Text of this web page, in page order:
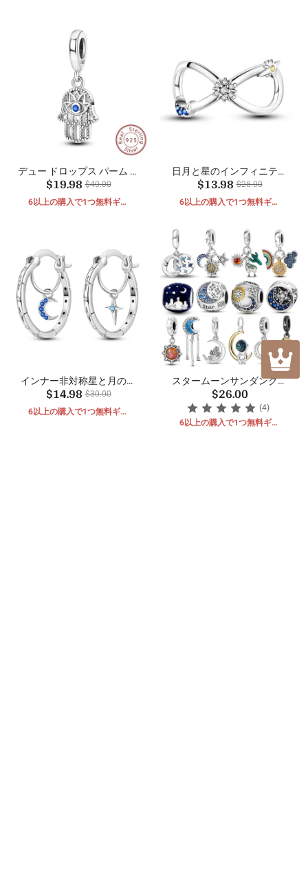
デュー ドロップス パーム ア
イ チャーム
$19.98 $40.00
6以上の購入で1つ無料ギフ
日月と星のインフィニティ
ビーズ
$13.98 $28.00
6以上の購入で1つ無料ギフ
インナー非対称星と月のイ
ヤリング
$14.98 $30.00
6以上の購入で1つ無料ギフ
スタームーンサンダングル
ビーズ
$26.00
(4)
6以上の購入で1つ無料ギフ